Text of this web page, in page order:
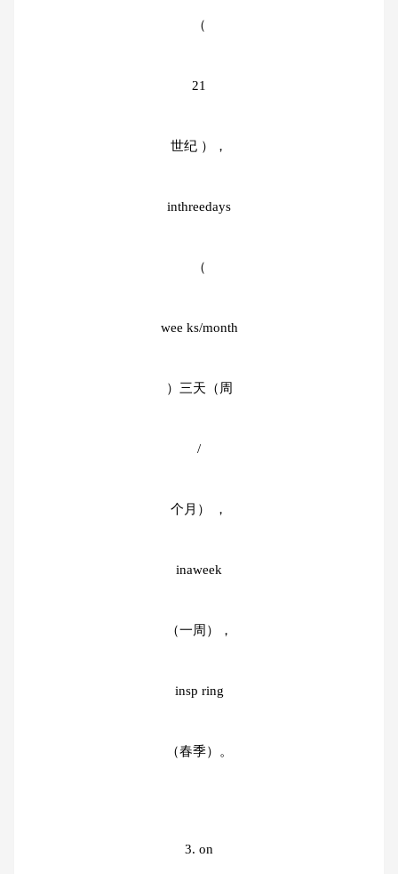
（
21
世纪 ），
inthreedays
（
wee ks/month
）三天（周
/
个月） ，
inaweek
（一周），
insp ring
（春季）。
3. on